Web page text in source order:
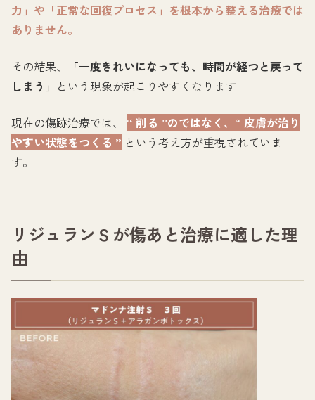
力」や「正常な回復プロセス」を根本から整える治療では
ありません。
その結果、
「一度きれいになっても、時間が経つと戻って
しまう」 という現象が起こりやすくなります
現在の傷跡治療では、 “ 削る ”のではなく、“ 皮膚が治り
やすい状態をつくる ” という考え方が重視されていま
す。
リジュランＳが傷あと治療に適した理
由